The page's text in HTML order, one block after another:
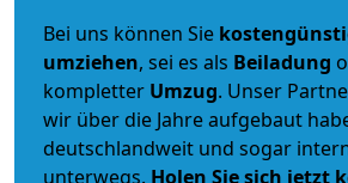
Bei uns können Sie
umziehen, sei es als Beiladung
kompletter Umzug. Unser
wir über die Jahre aufgebaut
deutschlandweit und sogar
unterwegs. Holen Sie sich jetzt